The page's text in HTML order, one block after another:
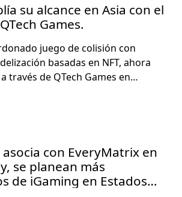
su alcance en Asia con el
Games.
juego de col­isión con
basadas en NFT, aho­ra
través de QTech Games en…
con EveryMatrix en
se planean más
de iGaming en Estados